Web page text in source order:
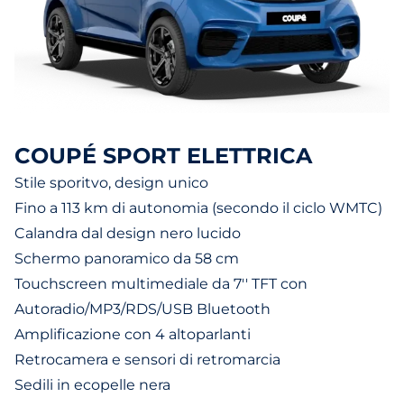
COUPÉ SPORT ELETTRICA
Stile sporitvo, design unico
Fino a 113 km di autonomia (secondo il ciclo WMTC)
Calandra dal design nero lucido
Schermo panoramico da 58 cm
Touchscreen multimediale da 7'' TFT con
Autoradio/MP3/RDS/USB Bluetooth
Amplificazione con 4 altoparlanti
Retrocamera e sensori di retromarcia
Sedili in ecopelle nera